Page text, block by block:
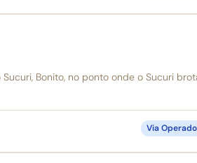
Bonito, no ponto onde o Sucuri
Via